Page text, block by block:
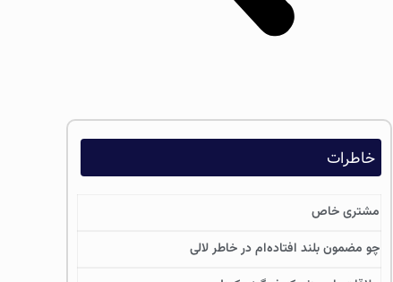
خاطرات
مشتری خاص
چو مضمون بلند افتاده‌ام در خاطر لالی